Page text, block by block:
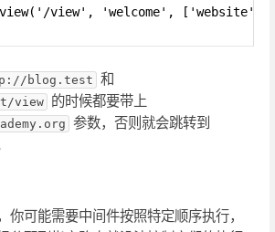
view', 'welcome', ['website'
blog.test 和
view 的时候都要带上
参数，否则就会跳转到
你可能需要中间件按照特定顺序执行，